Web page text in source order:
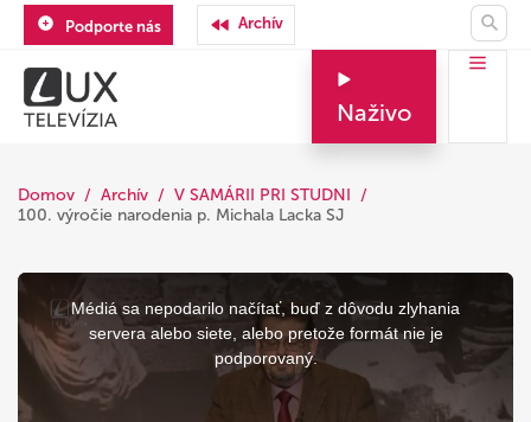
Podporte nás Archív
Naživo
Domov Archív
V SAMÁRII PRI STUDNI
100. výročie narodenia p. Michala Lacka SJ
This
window.
Médiá sa nepodarilo načítať, buď z dôvodu zlyhania
servera alebo siete, alebo pretože formát nie je
podporovaný.